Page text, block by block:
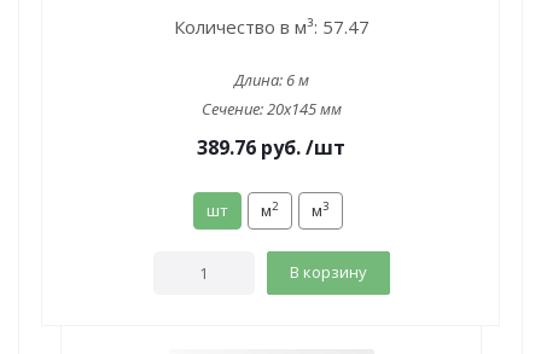
Количество в м³: 57.47
Длина:6 м
Сечение:20x145 мм
389.76 руб./шт
шт м2 м3
В корзину